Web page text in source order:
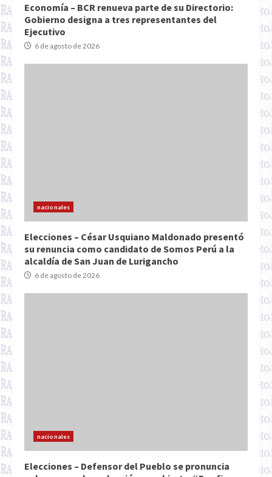
Economía – BCR renueva parte de su Directorio:
Gobierno designa a tres representantes del
Ejecutivo
6 de agosto de 2026
nacionales
Elecciones – César Usquiano Maldonado presentó
su renuncia como candidato de Somos Perú a la
alcaldía de San Juan de Lurigancho
6 de agosto de 2026
nacionales
Elecciones – Defensor del Pueblo se pronuncia